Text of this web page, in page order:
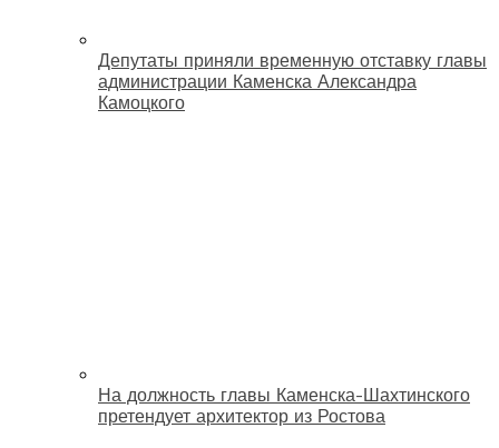
Депутаты приняли временную отставку главы
администрации Каменска Александра
Камоцкого
На должность главы Каменска-Шахтинского
претендует архитектор из Ростова